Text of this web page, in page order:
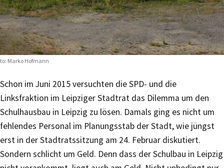
Marko Hofmann
Schon im Juni 2015 versuchten die SPD- und die
Linksfraktion im Leipziger Stadtrat das Dilemma um den
Schulhausbau in Leipzig zu lösen. Damals ging es nicht um
fehlendes Personal im Planungsstab der Stadt, wie jüngst
erst in der Stadtratssitzung am 24. Februar diskutiert.
Sondern schlicht um Geld. Denn dass der Schulbau in Leipzig